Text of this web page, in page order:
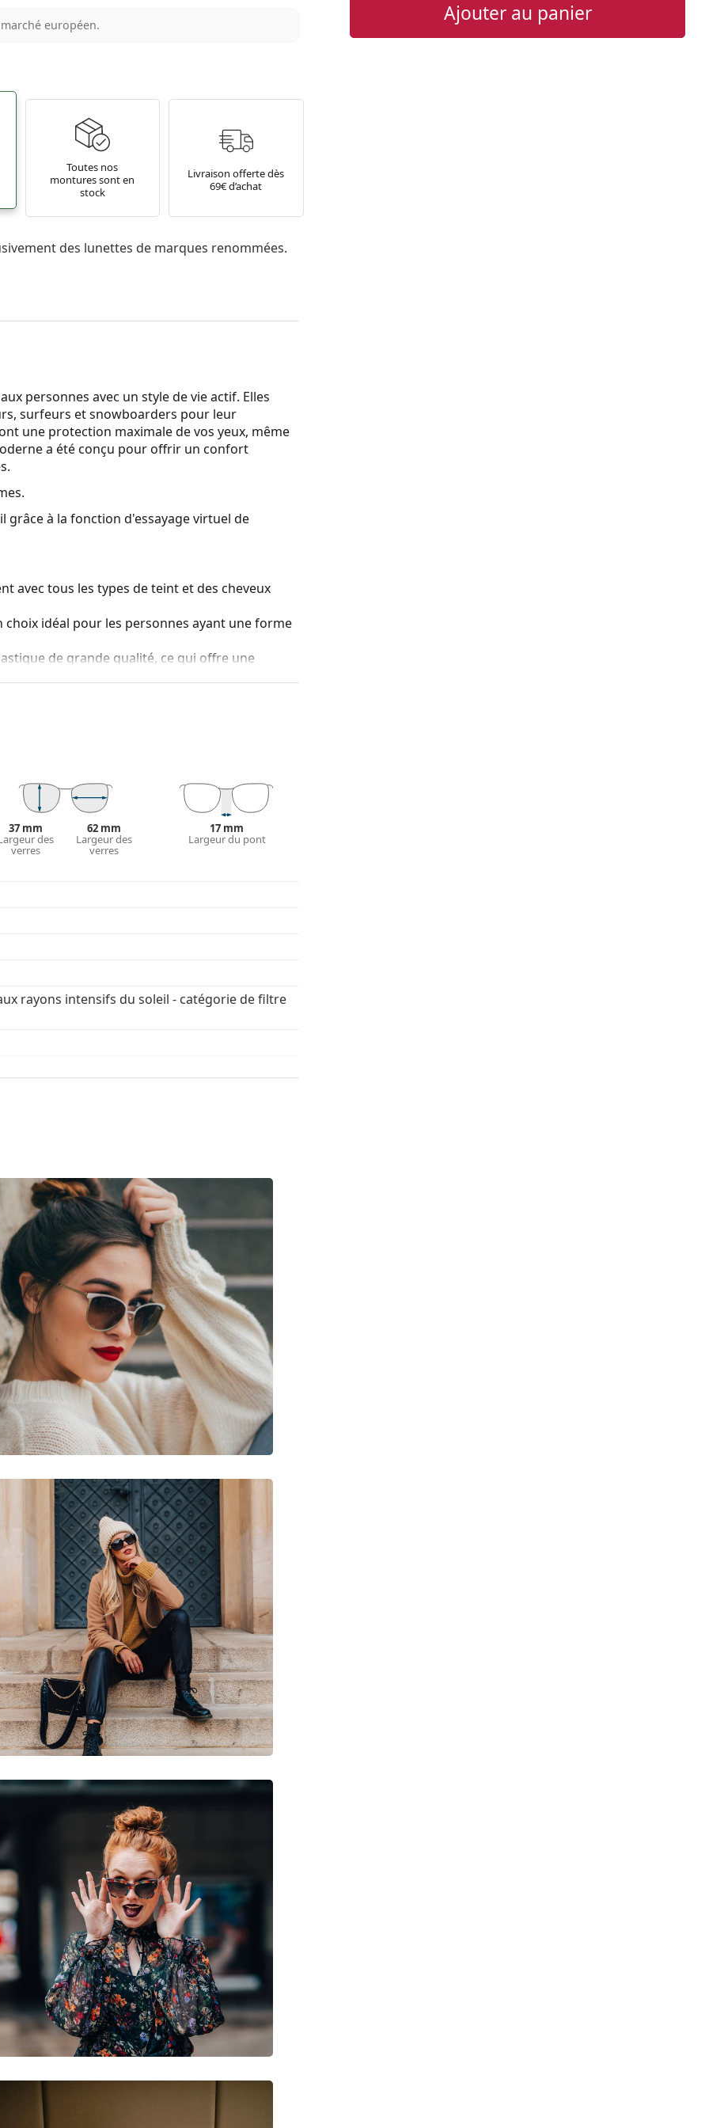
européen. Ajouter au panier
Toutes nos
montures sont en
stock
Livraison offerte dès
69€ d’achat
des lunettes de marques renommées.
personnes avec un style de vie actif. Elles
surfeurs et snowboarders pour leur
une protection maximale de vos yeux, même
a été conçu pour offrir un confort
grâce à la fonction d'essayage virtuel de
avec tous les types de teint et des cheveux
choix idéal pour les personnes ayant une forme
de grande qualité, ce qui offre une
sont la légèreté et la résistance aux
assure une protection à 100% contre les
dotés d'un filtre solaire de catégorie 3
aux expositions solaires intenses sur la
des lunettes de soleil. Certains modèles
37 mm
des
verres
62 mm
Largeur des
verres
17 mm
Largeur du pont
rayons intensifs du soleil - catégorie de filtre